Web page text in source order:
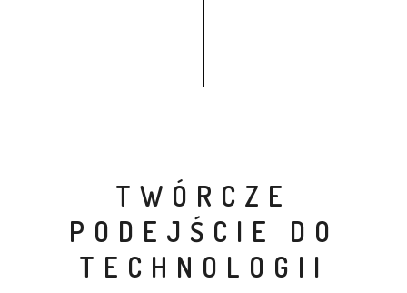
TWÓRCZE
PODEJŚCIE DO
TECHNOLOGII